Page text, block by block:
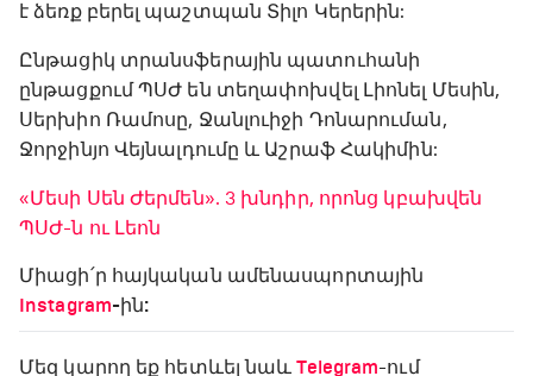
է ձեռք բերել պաշտպան Տիլո Կերերին:
Ընթացիկ տրանսֆերային պատուհանի
ընթացքում ՊՍԺ են տեղափոխվել Լիոնել Մեսին,
Սերխիո Ռամոսը, Ջանլուիջի Դոնարուման,
Ջորջինյո Վեյնալդումը և Աշրաֆ Հակիմին:
«Մեսի Սեն Ժերմեն». 3 խնդիր, որոնց կբախվեն
ՊՍԺ-ն ու Լեոն
Միացի՛ր հայկական ամենասպորտային
Instagram-ին:
Մեզ կարող եք հետևել նաև Telegram-ում